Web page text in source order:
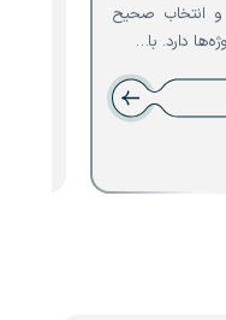
و انتخاب صحیح
دارد. با…